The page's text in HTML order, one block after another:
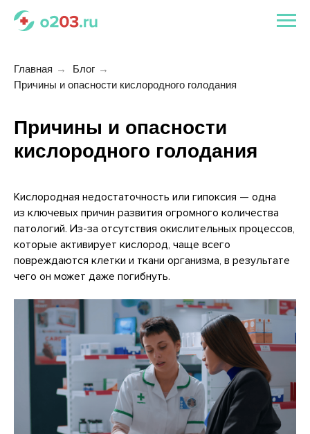
Главная → Блог →
Причины и опасности кислородного голодания
Причины и опасности
кислородного голодания
Кислородная недостаточность или гипоксия — одна
из ключевых причин развития огромного количества
патологий. Из-за отсутствия окислительных процессов,
которые активирует кислород, чаще всего
повреждаются клетки и ткани организма, в результате
чего он может даже погибнуть.